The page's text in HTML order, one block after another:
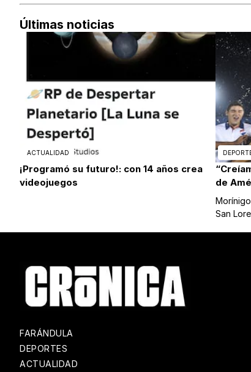
Últimas noticias
ACTUALIDAD
¡Programó su futuro!: con 14 años crea
videojuegos
de
San
FARÁNDULA
DEPORTES
ACTUALIDAD